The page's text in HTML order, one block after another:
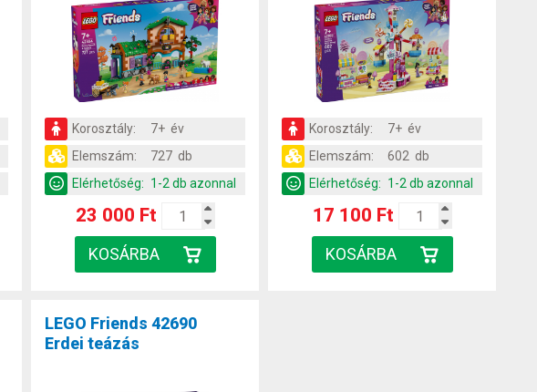
Korosztály:
7+ év
Elemszám:
727 db
Elérhetőség: 1-2 db azonnal
23 000 Ft
Korosztály:
7+ év
Elemszám:
602 db
Elérhetőség: 1-2 db azonnal
17 100 Ft
LEGO Friends 42690
Erdei teázás